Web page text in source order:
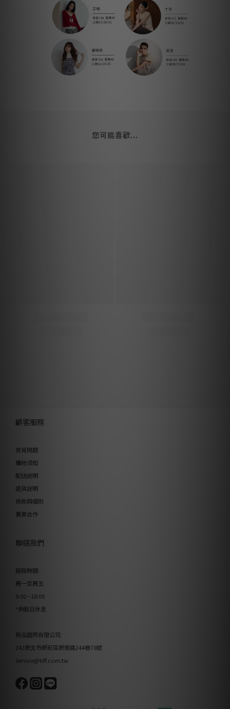
您可能喜歡...
顧客服務
常見問題
購物須知
配送說明
退貨說明
條款與細則
異業合作
聯絡我們
服務時間:
周一至周五
9:00 ~18:00
*例假日休息
辰泓國際有限公司
242新北市新莊區新樹路244巷78號
service@tiff.com.tw